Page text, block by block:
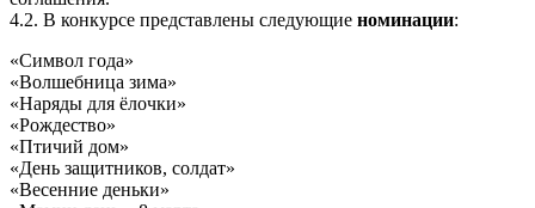
4.2. В конкурсе представлены следующие номинации:
«Символ года»
«Волшебница зима»
«Наряды для ёлочки»
«Рождество»
«Птичий дом»
«День защитников, солдат»
«Весенние деньки»